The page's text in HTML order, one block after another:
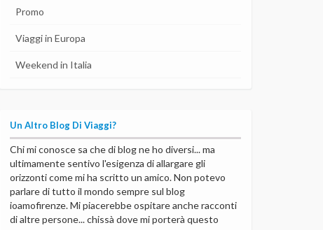
Promo
Viaggi in Europa
Weekend in Italia
Un Altro Blog Di Viaggi?
Chi mi conosce sa che di blog ne ho diversi... ma
ultimamente sentivo l'esigenza di allargare gli
orizzonti come mi ha scritto un amico. Non potevo
parlare di tutto il mondo sempre sul blog
ioamofirenze. Mi piacerebbe ospitare anche racconti
di altre persone... chissà dove mi porterà questo